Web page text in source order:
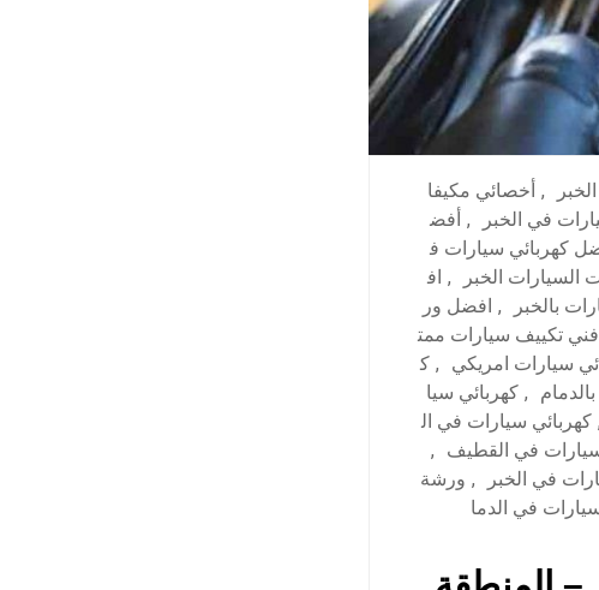
, أخصائي مكيفا
في الخبر , أفض
كهربائي سيارات ف
الخبر , اف
بالخبر , افضل ور
فني تكييف سيارات ممت
سيارات امريكي , ك
, كهربائي سيا
, كهربائي سيارات في ال
في القطيف
,
في الخبر , ورشة
في الدما